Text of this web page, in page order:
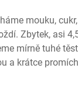
mouku,
Zbytek, asi
mírně tuhé
a krátce